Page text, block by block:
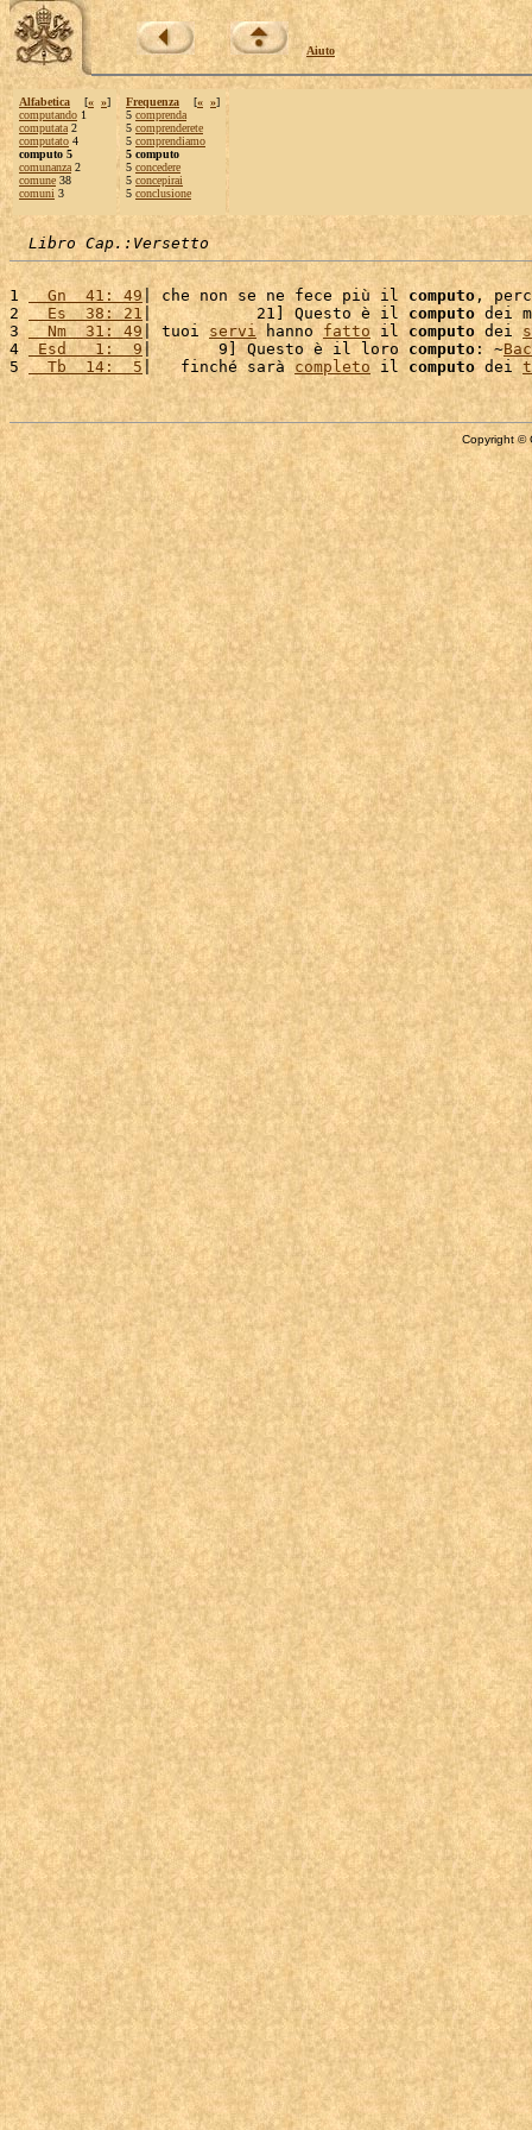
Aiuto
Alfabetica [« »]
computando 1
computata 2
computato 4
computo 5
comunanza 2
comune 38
comuni 3
Frequenza [« »]
5 comprenda
5 comprenderete
5 comprendiamo
5 computo
5 concedere
5 concepirai
5 conclusione
Libro Cap.:Versetto
1
  Gn  41: 49
| che non se ne fece più il computo ,
2
  Es  38: 21
|           21] Questo è il computo dei
3
  Nm  31: 49
| tuoi servi hanno fatto il computo dei
4
Esd   1:  9|       9] Questo è il loro computo: ~
5
  Tb  14:  5
|   finché sarà completo il computo dei
Copyright ©